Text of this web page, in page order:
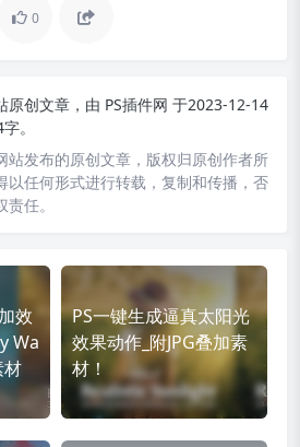
0
原创文章，由 PS插件网 于2023-12-14
。
站发布的原创文章，版权归原创作者所
以任何形式进行转载，复制和传播，否
任。
效
Wa
PS一键生成逼真太阳光
效果动作_附JPG叠加素
材！